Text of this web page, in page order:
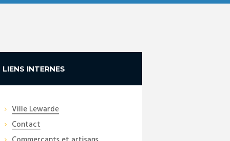
LIENS INTERNES
Ville Lewarde
Contact